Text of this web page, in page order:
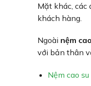
Mặt khác, các
khách hàng.
Ngoài nệm
với bản thân
Nệm cao